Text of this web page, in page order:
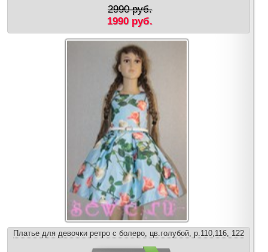
2990 руб.
1990 руб.
Платье для девочки ретро с болеро, цв.голубой, р.110,116, 122